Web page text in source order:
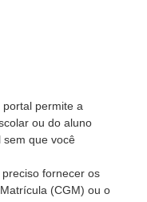
portal permite a
ou do aluno
sem que você
fornecer os
(CGM) ou o